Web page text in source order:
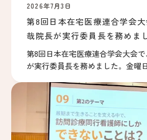
2026年7月3日
第8回日本在宅医療連合学会
哉院長が実行委員長を務めま
第8回日本在宅医療連合学会大会
が実行委員長を務めました。金曜